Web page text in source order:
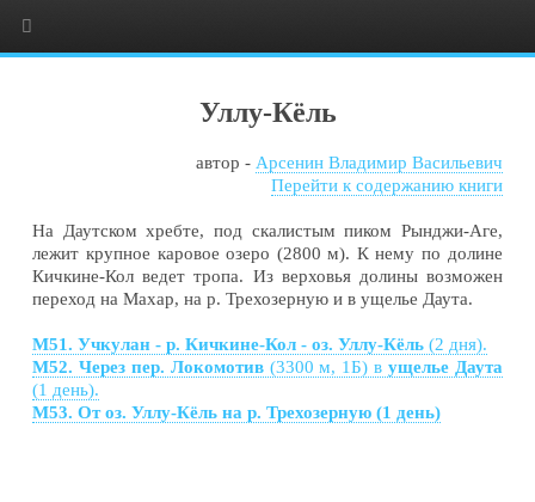
Уллу-Кёль
автор - Арсенин Владимир Васильевич
Перейти к содержанию книги
На Даутском хребте, под скалистым пиком Рынджи-Аге,
лежит крупное каровое озеро (2800 м). К нему по долине
Кичкине-Кол ведет тропа. Из верховья долины возможен
переход на Махар, на р. Трехозерную и в ущелье Даута.
М51. Учкулан - р. Кичкине-Кол - оз. Уллу-Кёль (2 дня).
М52. Через пер. Локомотив (3300 м, 1Б) в ущелье Даута
(1 день).
М53. От оз. Уллу-Кёль на р. Трехозерную (1 день)